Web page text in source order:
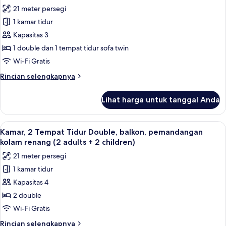
pemandangan
kolam
renang
untuk
Kamar,
balkon,
pemandangan
kolam
renang
(2
+
child)
21 meter persegi
1 kamar tidur
Kapasitas 3
1 double dan 1 tempat tidur sofa twin
Wi-Fi Gratis
Rincian selengkapnya
Rincian
Kamar,
balkon,
pemandangan
kolam
(2
adults
+
child)
Lihat harga untuk tanggal Anda
Lihat
semua
foto
untuk
Kamar,
2
Tempat
Tidur
Double,
5
Kamar, 2 Tempat Tidur Double, balkon, pemandangan
kolam renang (2 adults + 2 children)
21 meter persegi
1 kamar tidur
Kapasitas 4
2 double
Wi-Fi Gratis
Rincian selengkapnya
Rincian